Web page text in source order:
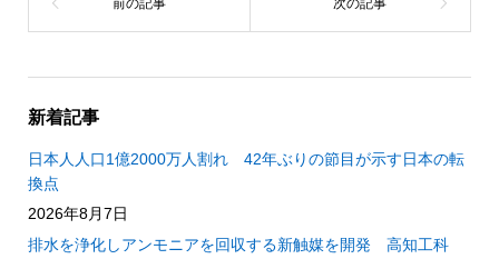
新着記事
日本人人口1億2000万人割れ 42年ぶりの節目が示す日本の転
換点
2026年8月7日
排水を浄化しアンモニアを回収する新触媒を開発 高知工科